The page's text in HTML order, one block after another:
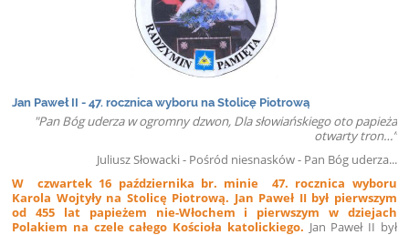
Jan Paweł II - 47. rocznica wyboru na Stolicę Piotrową
"Pan Bóg uderza w ogromny dzwon, Dla słowiańskiego oto papieża
otwarty tron…”
Juliusz Słowacki - Pośród niesnasków - Pan Bóg uderza...
W czwartek 16 października br. minie 47. rocznica wyboru
Karola Wojtyły na Stolicę Piotrową. Jan Paweł II był pierwszym
od 455 lat papieżem nie-Włochem i pierwszym w dziejach
Polakiem na czele całego Kościoła katolickiego. Jan Paweł II był